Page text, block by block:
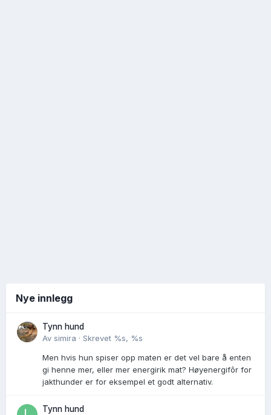
Nye innlegg
Tynn hund
Av simira · Skrevet %s, %s
Men hvis hun spiser opp maten er det vel bare å enten
gi henne mer, eller mer energirik mat? Høyenergifôr for
jakthunder er for eksempel et godt alternativ.
Tynn hund